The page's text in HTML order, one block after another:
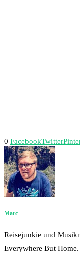
0 FacebookTwitter
Marc
Reisejunkie und
Everywhere But